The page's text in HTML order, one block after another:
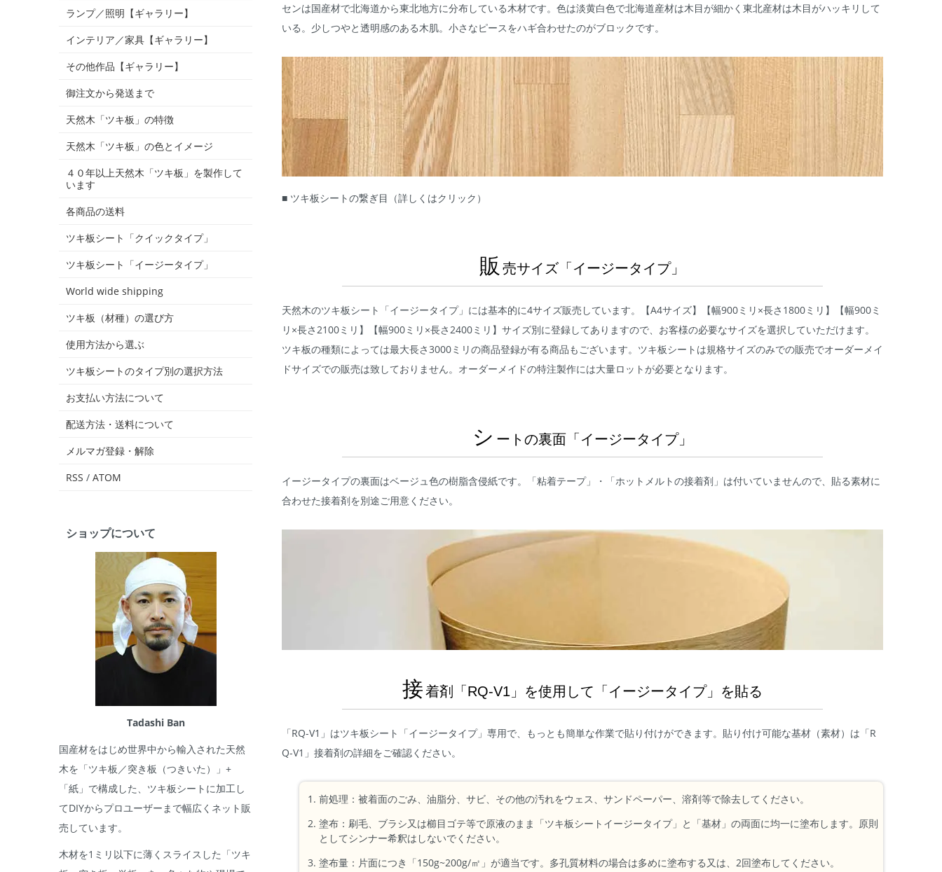
センは国産材で北海道から東北地方に分布している木材です。色は淡黄白色で北海道産材は木目が細かく東北産材は木目がハッキリして
いる。少しつやと透明感のある木肌。小さなピースをハギ合わせたのがブロックです。
■ ツキ板シートの繋ぎ目（詳しくはクリック）
販 売サイズ「イージータイプ」
天然木のツキ板シート「イージータイプ」には基本的に4サイズ販売しています。【A4サイズ】【幅900ミリ×長さ1800ミリ】【幅900ミ
リ×長さ2100ミリ】【幅900ミリ×長さ2400ミリ】サイズ別に登録してありますので、お客様の必要なサイズを選択していただけます。
ツキ板の種類によっては最大長さ3000ミリの商品登録が有る商品もございます。ツキ板シートは規格サイズのみでの販売でオーダーメイ
ドサイズでの販売は致しておりません。オーダーメイドの特注製作には大量ロットが必要となります。
シ ートの裏面「イージータイプ」
イージータイプの裏面はベージュ色の樹脂含侵紙です。「粘着テープ」・「ホットメルトの接着剤」は付いていませんので、貼る素材に
合わせた接着剤を別途ご用意ください。
接着剤「RQ-V1」を使用して「イージータイプ」を貼る
「RQ-V1」はツキ板シート「イージータイプ」専用で、もっとも簡単な作業で貼り付けができます。貼り付け可能な基材（素材）は「R
Q-V1」接着剤の詳細をご確認ください。
前処理：被着面のごみ、油脂分、サビ、その他の汚れをウェス、サンドペーパー、溶剤等で除去してください。
塗布：刷毛、ブラシ又は櫛目ゴテ等で原液のまま「ツキ板シートイージータイプ」と「基材」の両面に均一に塗布します。原則
としてシンナー希釈はしないでください。
塗布量：片面につき「150g~200g/㎡」が適当です。多孔質材料の場合は多めに塗布する又は、2回塗布してください。
ランプ／照明【ギャラリー】
インテリア／家具【ギャラリー】
その他作品【ギャラリー】
御注文から発送まで
天然木「ツキ板」の特徴
天然木「ツキ板」の色とイメージ
４０年以上天然木「ツキ板」を製作して
います
各商品の送料
ツキ板シート「クイックタイプ」
ツキ板シート「イージータイプ」
World wide shipping
ツキ板（材種）の選び方
使用方法から選ぶ
ツキ板シートのタイプ別の選択方法
お支払い方法について
配送方法・送料について
メルマガ登録・解除
RSS / ATOM
ショップについて
Tadashi Ban
国産材をはじめ世界中から輸入された天然
木を「ツキ板／突き板（つきいた）」+
「紙」で構成した、ツキ板シートに加工し
てDIYからプロユーザーまで幅広くネット販
売しています。
木材を1ミリ以下に薄くスライスした「ツキ